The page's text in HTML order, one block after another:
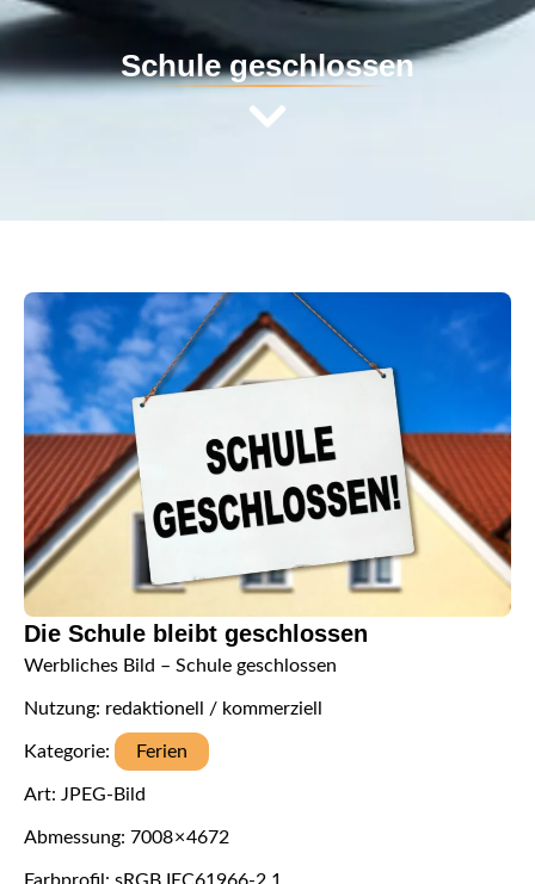
Schule geschlossen
Die Schule bleibt geschlossen
Werbliches Bild – Schule geschlossen
Nutzung: redaktionell / kommerziell
Kategorie: Ferien
Art: JPEG-Bild
Abmessung: 7008 × 4672